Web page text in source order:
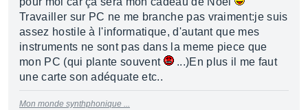
Travailler sur PC ne me branche pas vraiment:je suis
assez hostile à l'informatique, d'autant que mes
instruments ne sont pas dans la meme piece que
mon PC (qui plante souvent
...)En plus il me faut
une carte son adéquate etc..
Mon monde synthphonique ...